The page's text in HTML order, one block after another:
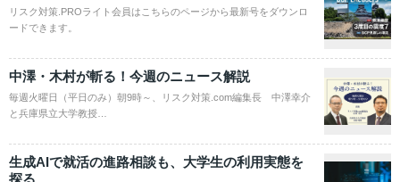
リスク対策.PROライト会員はこちらのページから最新号をダウンロ
ードできます。
中澤・木村が斬る！今週のニュース解説
毎週火曜日（平日のみ）朝9時～、リスク対策.com編集長 中澤幸介
と兵庫県立大学教授…
生成AIで就活の進路相談も、大学生の利用実態を
探る